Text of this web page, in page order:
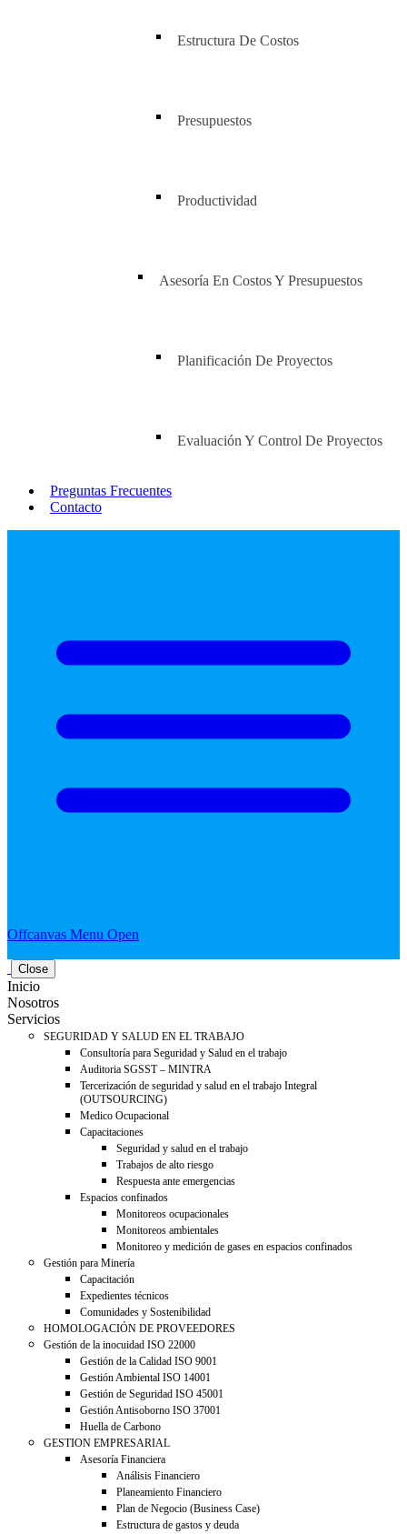
Estructura De Costos
Presupuestos
Productividad
Asesoría En Costos Y Presupuestos
Planificación De Proyectos
Evaluación Y Control De Proyectos
Preguntas Frecuentes
Contacto
Offcanvas Menu Open
Close
Inicio
Nosotros
Servicios
SEGURIDAD Y SALUD EN EL TRABAJO
Consultoría para Seguridad y Salud en el trabajo
Auditoria SGSST – MINTRA
Tercerización de seguridad y salud en el trabajo Integral
(OUTSOURCING)
Medico Ocupacional
Capacitaciones
Seguridad y salud en el trabajo
Trabajos de alto riesgo
Respuesta ante emergencias
Espacios confinados
Monitoreos ocupacionales
Monitoreos ambientales
Monitoreo y medición de gases en espacios confinados
Gestión para Minería
Capacitación
Expedientes técnicos
Comunidades y Sostenibilidad
HOMOLOGACIÓN DE PROVEEDORES
Gestión de la inocuidad ISO 22000
Gestión de la Calidad ISO 9001
Gestión Ambiental ISO 14001
Gestión de Seguridad ISO 45001
Gestión Antisoborno ISO 37001
Huella de Carbono
GESTION EMPRESARIAL
Asesoría Financiera
Análisis Financiero
Planeamiento Financiero
Plan de Negocio (Business Case)
Estructura de gastos y deuda